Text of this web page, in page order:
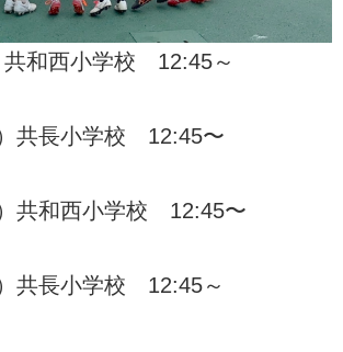
和西小学校 12:45～
共長小学校 12:45〜
共和西小学校 12:45〜
共長小学校 12:45～